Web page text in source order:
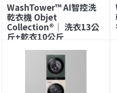
WashTower™ AI智控洗
乾衣機 Objet
Collection®｜ 洗衣13公
斤+乾衣10公斤